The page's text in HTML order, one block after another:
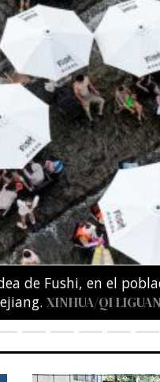
por la
y las ejecuciones